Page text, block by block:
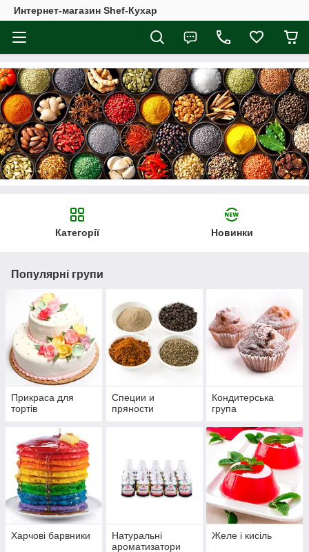
Интернет-магазин Shef-Кухар
Категорії Новинки
Популярні групи
Прикраса для
тортів
Специи и
пряности
Кондитерська
група
Харчові барвники
Натуральні
ароматизатори
Желе і кисіль